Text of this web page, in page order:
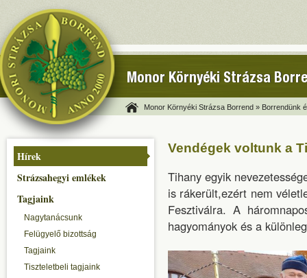
Monor Környéki Strázsa
Monor Környéki Strázsa Borrend » Borrendünk
Hírek
Strázsahegyi emlékek
Tagjaink
Nagytanácsunk
Felügyelő bizottság
Tagjaink
Tiszteletbeli tagjaink
Vendégek voltunk a
Tihany egyik
is rákerült,ezért nem
Fesztiválra. A
hagyományok és a